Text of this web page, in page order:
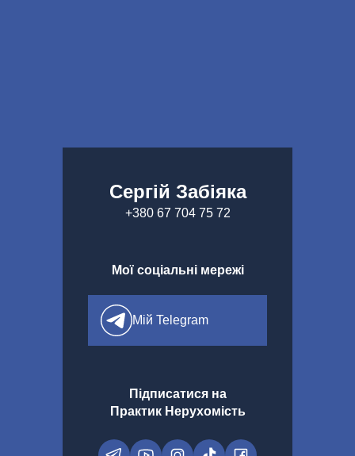
Сергій Забіяка
+380 67 704 75 72
Мої соціальні мережі
Мій Telegram
Підписатися на
Практик Нерухомість